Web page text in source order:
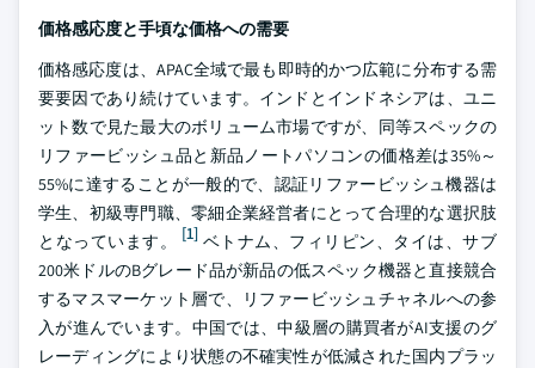
価格感応度と手頃な価格への需要
価格感応度は、APAC全域で最も即時的かつ広範に分布する需
要要因であり続けています。インドとインドネシアは、ユニ
ット数で見た最大のボリューム市場ですが、同等スペックの
リファービッシュ品と新品ノートパソコンの価格差は35%～
55%に達することが一般的で、認証リファービッシュ機器は
学生、初級専門職、零細企業経営者にとって合理的な選択肢
となっています。
[1] ベトナム、フィリピン、タイは、サブ
200米ドルのBグレード品が新品の低スペック機器と直接競合
するマスマーケット層で、リファービッシュチャネルへの参
入が進んでいます。中国では、中級層の購買者がAI支援のグ
レーディングにより状態の不確実性が低減された国内プラッ